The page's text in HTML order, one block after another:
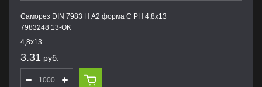
Саморез DIN 7983 H А2 форма С PH 4,8х13
7983248 13-OK
4,8х13
3.31 руб.